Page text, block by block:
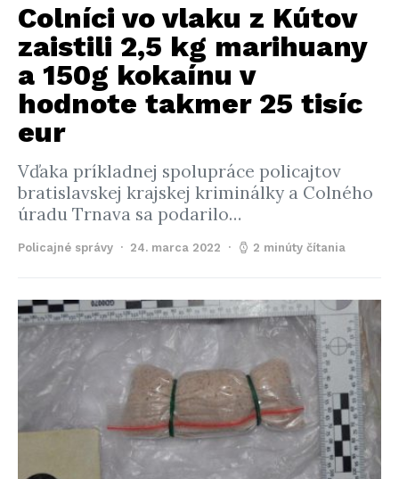
Colníci vo vlaku z Kútov
zaistili 2,5 kg marihuany
a 150g kokaínu v
hodnote takmer 25 tisíc
eur
Vďaka príkladnej spolupráce policajtov
bratislavskej krajskej kriminálky a Colného
úradu Trnava sa podarilo…
Policajné správy 24. marca 2022 2 minúty čítania